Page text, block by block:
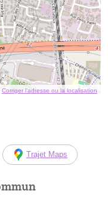
Corriger l’adresse ou la localisation
Trajet Maps